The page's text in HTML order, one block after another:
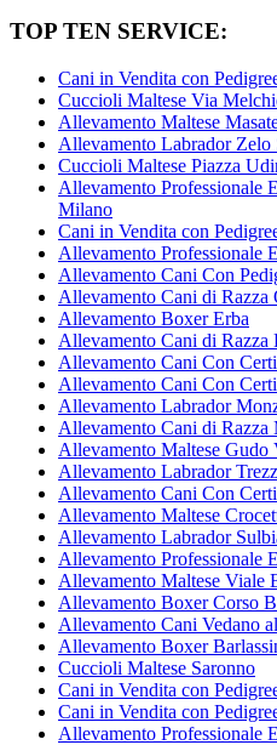
TOP TEN SERVICE:
Cani in Vendita con
Cuccioli Maltese Via
Allevamento Maltese
Allevamento Labrador Zelo
Cuccioli Maltese Piazza
Allevamento Professionale
Milano
Cani in Vendita con
Allevamento Professionale
Allevamento Cani Con
Allevamento Cani di
Allevamento Boxer Erba
Allevamento Cani di Razza
Allevamento Cani Con
Allevamento Cani Con
Allevamento Labrador
Allevamento Cani di Razza
Allevamento Maltese Gudo
Allevamento Labrador
Allevamento Cani Con
Allevamento Maltese
Allevamento Labrador
Allevamento Professionale
Allevamento Maltese Viale
Allevamento Boxer Corso
Allevamento Cani Vedano
Allevamento Boxer
Cuccioli Maltese Saronno
Cani in Vendita con
Cani in Vendita con
Allevamento Professionale